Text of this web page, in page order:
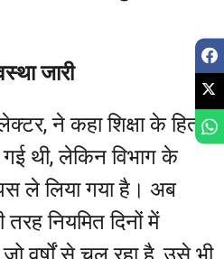
जारी
ने कहा शिक्षा के हित
थी, लेकिन विभाग के
ले लिया गया है। अब
नियमित दिनों में